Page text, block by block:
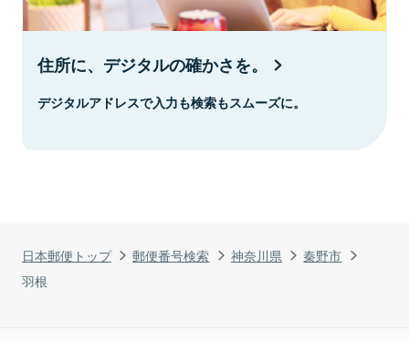
日本郵便トップ 郵便番号検索 神奈川県
秦野市
羽根
住所に、デジタルの確かさを。
デジタルアドレスで入力も検索もスムーズに。